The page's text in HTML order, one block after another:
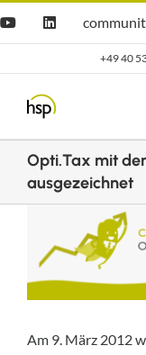
YouTubeLinkedIn
Hsp
+49 40
Opti.Tax mit
ausgezeichnet
grösseres
Bild
Am 9. März 2012